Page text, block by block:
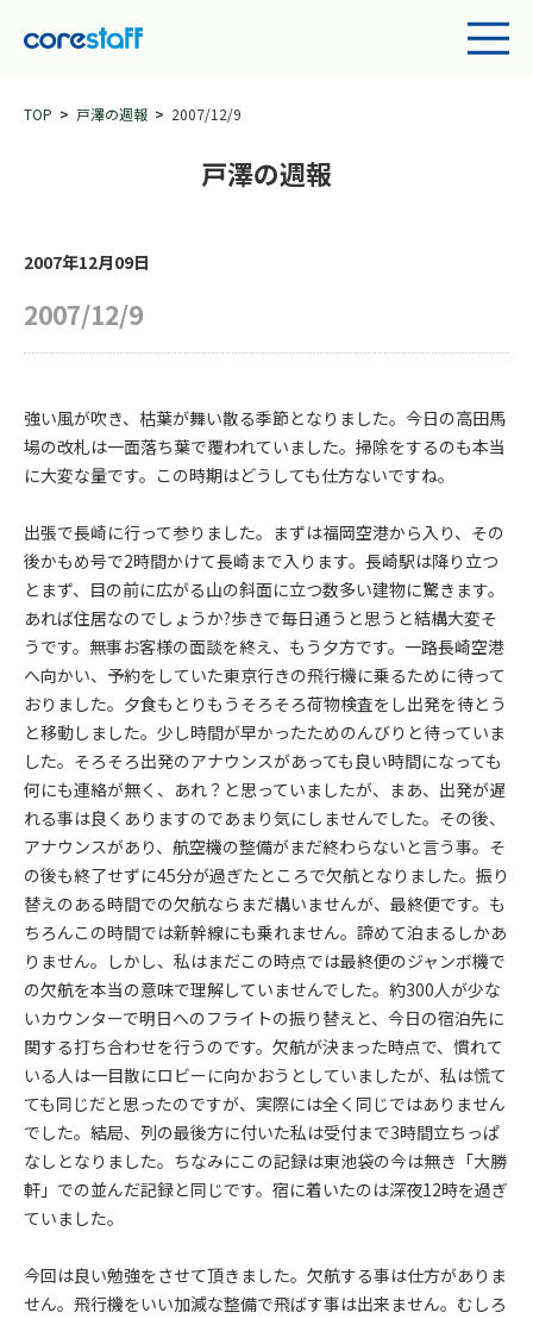
TOP 戸澤の週報 2007/12/9
戸澤の週報
2007年12月09日
2007/12/9
強い風が吹き、枯葉が舞い散る季節となりました。今日の高田馬
場の改札は一面落ち葉で覆われていました。掃除をするのも本当
に大変な量です。この時期はどうしても仕方ないですね。
出張で長崎に行って参りました。まずは福岡空港から入り、その
後かもめ号で2時間かけて長崎まで入ります。長崎駅は降り立つ
とまず、目の前に広がる山の斜面に立つ数多い建物に驚きます。
あれば住居なのでしょうか?歩きで毎日通うと思うと結構大変そ
うです。無事お客様の面談を終え、もう夕方です。一路長崎空港
へ向かい、予約をしていた東京行きの飛行機に乗るために待って
おりました。夕食もとりもうそろそろ荷物検査をし出発を待とう
と移動しました。少し時間が早かったためのんびりと待っていま
した。そろそろ出発のアナウンスがあっても良い時間になっても
何にも連絡が無く、あれ？と思っていましたが、まあ、出発が遅
れる事は良くありますのであまり気にしませんでした。その後、
アナウンスがあり、航空機の整備がまだ終わらないと言う事。そ
の後も終了せずに45分が過ぎたところで欠航となりました。振り
替えのある時間での欠航ならまだ構いませんが、最終便です。も
ちろんこの時間では新幹線にも乗れません。諦めて泊まるしかあ
りません。しかし、私はまだこの時点では最終便のジャンボ機で
の欠航を本当の意味で理解していませんでした。約300人が少な
いカウンターで明日へのフライトの振り替えと、今日の宿泊先に
関する打ち合わせを行うのです。欠航が決まった時点で、慣れて
いる人は一目散にロビーに向かおうとしていましたが、私は慌て
ても同じだと思ったのですが、実際には全く同じではありません
でした。結局、列の最後方に付いた私は受付まで3時間立ちっぱ
なしとなりました。ちなみにこの記録は東池袋の今は無き「大勝
軒」での並んだ記録と同じです。宿に着いたのは深夜12時を過ぎ
ていました。
今回は良い勉強をさせて頂きました。欠航する事は仕方がありま
せん。飛行機をいい加減な整備で飛ばす事は出来ません。むしろ